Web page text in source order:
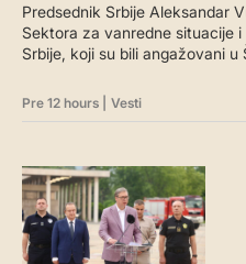
Predsednik Srbije Aleksandar
Sektora za vanredne situacije
Srbije, koji su bili angažovani
Pre 12 hours Vesti